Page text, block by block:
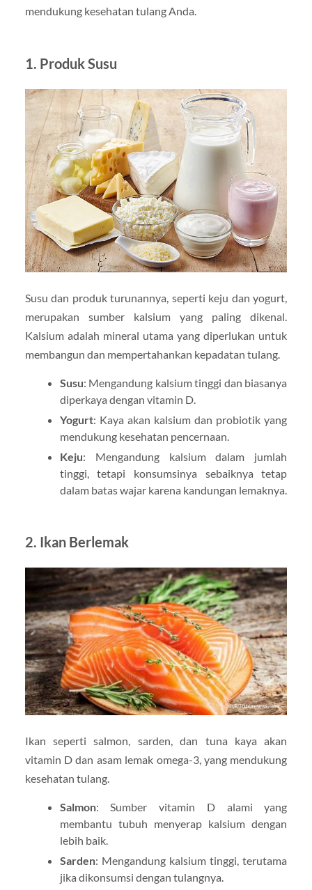
mendukung kesehatan tulang Anda.
1. Produk Susu
Susu dan produk turunannya, seperti keju dan yogurt,
merupakan sumber kalsium yang paling dikenal.
Kalsium adalah mineral utama yang diperlukan untuk
membangun dan mempertahankan kepadatan tulang.
Susu: Mengandung kalsium tinggi dan biasanya
diperkaya dengan vitamin D.
Yogurt: Kaya akan kalsium dan probiotik yang
mendukung kesehatan pencernaan.
Keju: Mengandung kalsium dalam jumlah
tinggi, tetapi konsumsinya sebaiknya tetap
dalam batas wajar karena kandungan lemaknya.
2. Ikan Berlemak
Ikan seperti salmon, sarden, dan tuna kaya akan
vitamin D dan asam lemak omega-3, yang mendukung
kesehatan tulang.
Salmon: Sumber vitamin D alami yang
membantu tubuh menyerap kalsium dengan
lebih baik.
Sarden: Mengandung kalsium tinggi, terutama
jika dikonsumsi dengan tulangnya.